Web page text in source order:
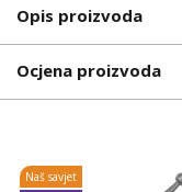
Opis proizvoda
Ocjena proizvoda
Naš savjet